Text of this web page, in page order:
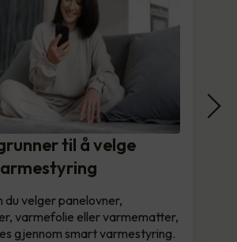
til å velge
du velger panelovner,
varmefolie eller varmematter,
gjennom smart varmestyring.